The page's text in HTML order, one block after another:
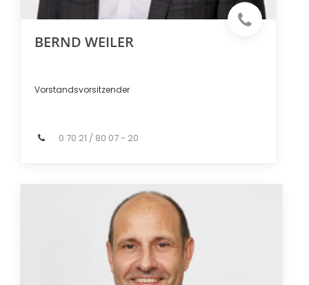
BERND WEILER
Vorstandsvorsitzender
0 70 21 / 80 07 - 20